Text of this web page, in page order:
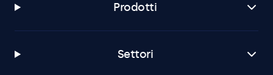
Prodotti
Settori